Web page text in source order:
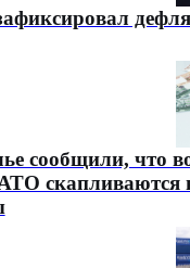
сообщили, что
скапливаются